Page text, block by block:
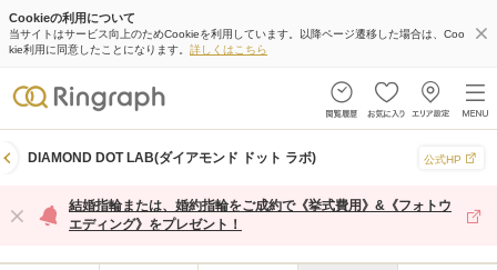
Cookieの利用について
当サイトはサービス向上のためCookieを利用しています。以降ページ遷移した場合は、Coo
kie利用に同意したことになります。 詳しくはこちら
DIAMOND DOT LAB(ダイアモンド ドット ラボ) 公式HP
結婚指輪または、婚約指輪をご成約で《挙式費用》&《フォトウ
エディング》をプレゼント！